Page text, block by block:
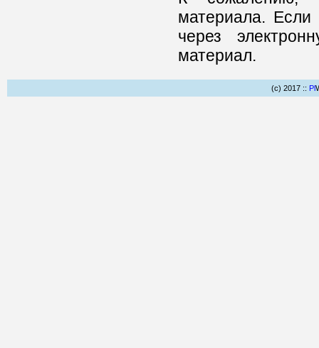
материала. Если
через
материал.
(c) 2017 :: Pl